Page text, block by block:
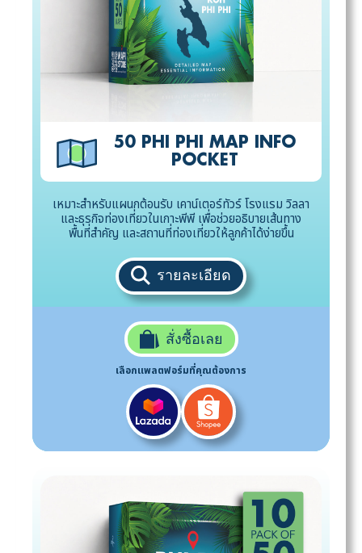
50 PHI PHI MAP INFO
POCKET
เหมาะสำหรับแผนกต้อนรับ เคาน์เตอร์ทัวร์ โรงแรม วิลลา
และธุรกิจท่องเที่ยวในเกาะพีพี เพื่อช่วยอธิบายเส้นทาง
พื้นที่สำคัญ และสถานที่ท่องเที่ยวให้ลูกค้าได้ง่ายขึ้น
รายละเอียด
สั่งซื้อเลย
เลือกแพลตฟอร์มที่คุณต้องการ